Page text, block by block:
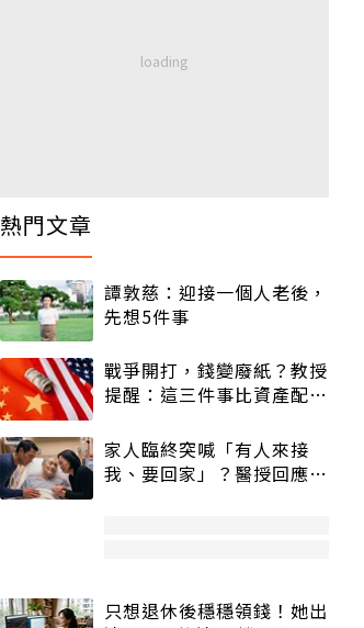
熱門文章
譚敦慈：迎接一個人老後，
先想5件事
戰爭開打，錢變廢紙？教授
提醒：這三件事比資產配置
家人臨終突喊「有人來接
我、要回家」？醫授回應方
只想退休後穩穩領錢！她出